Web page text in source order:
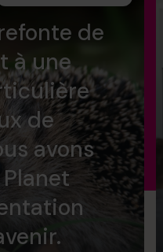
de
à une
de
avons